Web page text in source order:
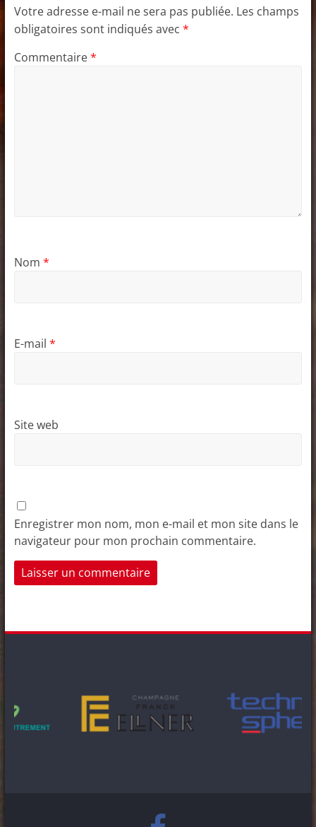
Votre adresse e-mail ne sera pas publiée. Les champs
obligatoires sont indiqués avec *
Commentaire*
Nom *
E-mail *
Site web
Enregistrer mon nom, mon e-mail et mon site dans le
navigateur pour mon prochain commentaire.